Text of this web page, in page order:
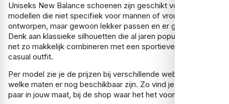
Uniseks New Balance schoenen zijn geschikt voor iedereen:
modellen die niet specifiek voor mannen of vrouwen zijn
ontworpen, maar gewoon lekker passen en er goed uitzien.
Denk aan klassieke silhouetten die al jaren populair zijn en
net zo makkelijk combineren met een sportieve als een
casual outfit.
Per model zie je de prijzen bij verschillende webshops en
welke maten er nog beschikbaar zijn. Zo vind je snel het
paar in jouw maat, bij de shop waar het het voordeligst is.